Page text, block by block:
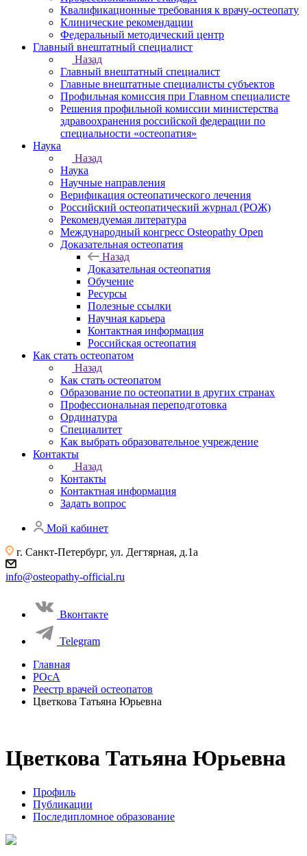
Квалификационные требования к врачу-остеопату
Клинические рекомендации
Федеральный методический центр
Главный внештатный специалист
Назад
Главный внештатный специалист
Главные внештатные специалисты субъектов
Профильная комиссия при Главном специалисте
Решения профильной комиссии министерства
здравоохранения российской федерации по
специальности «остеопатия»
Наука
Назад
Наука
Научные направления
Верификация остеопатического лечения
Российский остеопатический журнал (РОЖ)
Рекомендуемая литература
Международный конгресс Osteopathy Open
Доказательная остеопатия
Назад
Доказательная остеопатия
Обучение
Ресурсы
Полезные ссылки
Научная карьера
Контактная информация
Российская остеопатия
Как стать остеопатом
Назад
Как стать остеопатом
Образование по остеопатии в других странах
Профессиональная переподготовка
Ординатура
Специалитет
Как выбрать образовательное учреждение
Контакты
Назад
Контакты
Контактная информация
Задать вопрос
Мой кабинет
г. Санкт-Петербург, ул. Дегтярная, д.1а
info@osteopathy-official.ru
Вконтакте
Telegram
Главная
РОсА
Реестр врачей остеопатов
Цветкова Татьяна Юрьевна
Цветкова Татьяна Юрьевна
Профиль
Публикации
Последипломное образование